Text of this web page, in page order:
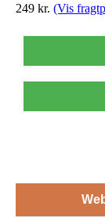
249 kr. (Vis